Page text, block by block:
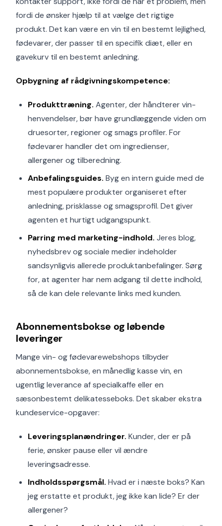
fordi de ønsker hjælp til at vælge det rigtige
produkt. Det kan være en vin til en bestemt lejlighed,
fødevarer, der passer til en specifik diæt, eller en
gavekurv til en bestemt anledning.
Opbygning af rådgivningskompetence:
Produkttræning. Agenter, der håndterer vin-
henvendelser, bør have grundlæggende viden om
druesorter, regioner og smags profiler. For
fødevarer handler det om ingredienser,
allergener og tilberedning.
Anbefalingsguides. Byg en intern guide med de
mest populære produkter organiseret efter
anledning, prisklasse og smagsprofil. Det giver
agenten et hurtigt udgangspunkt.
Parring med marketing-indhold. Jeres blog,
nyhedsbrev og sociale medier indeholder
sandsynligvis allerede produktanbefalinger. Sørg
for, at agenter har nem adgang til dette indhold,
så de kan dele relevante links med kunden.
Abonnementsbokse og løbende
leveringer
Mange vin- og fødevarewebshops tilbyder
abonnementsbokse, en månedlig kasse vin, en
ugentlig leverance af specialkaffe eller en
sæsonbestemt delikatesseboks. Det skaber ekstra
kundeservice-opgaver:
Leveringsplanændringer. Kunder, der er på
ferie, ønsker pause eller vil ændre
leveringsadresse.
Indholdsspørgsmål. Hvad er i næste boks? Kan
jeg erstatte et produkt, jeg ikke kan lide? Er der
allergener?